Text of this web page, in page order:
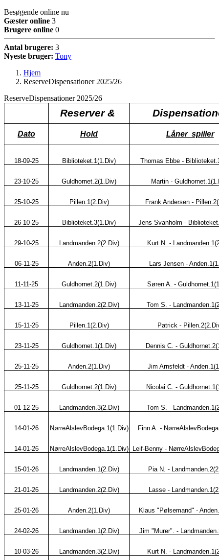
Besøgende online nu
Gæster online 3
Brugere online 0
Antal brugere: 3
Nyeste bruger: Tony
Hjem
ReserveDispensationer 2025/26
ReserveDispensationer 2025/26
Reserver &
Dato Hold Låner spiller
18-09-25 Biblioteket.1(1.Div) Thomas Ebbe -
23-10-25 Guldhornet.2(1.Div) Martin -
25-10-25 Pillen.1(2.Div) Frank Andersen -
26-10-25 Biblioteket.3(1.Div) Jens Svanholm -
29-10-25 Landmanden.2(2.Div) Kurt N. -
06-11-25 Anden.2(1.Div) Lars Jensen -
11-11-25 Guldhornet.2(1.Div) Søren A. -
13-11-25 Landmanden.2(2.Div) Tom S. -
15-11-25 Pillen.1(2.Div) Patrick -
23-11-25 Guldhornet.1(1.Div) Dennis C. -
25-11-25 Anden.2(1.Div) Jim Arnsfeldt -
25-11-25 Guldhornet.2(1.Div) Nicolai C. -
01-12-25 Landmanden.3(2.Div) Tom S. -
14-01-26 NørreAlslevBodega.1(1.Div) Finn A. -
14-01-26 NørreAlslevBodega.1(1.Div) Leif-Benny -
15-01-26 Landmanden.1(2.Div) Pia N. -
21-01-26 Landmanden.2(2.Div) Lasse -
25-01-26 Anden.2(1.Div) Klaus "Pølsemand" -
24-02-26 Landmanden.1(2.Div) Jim "Murer". -
10-03-26 Landmanden.3(2.Div) Kurt N. -